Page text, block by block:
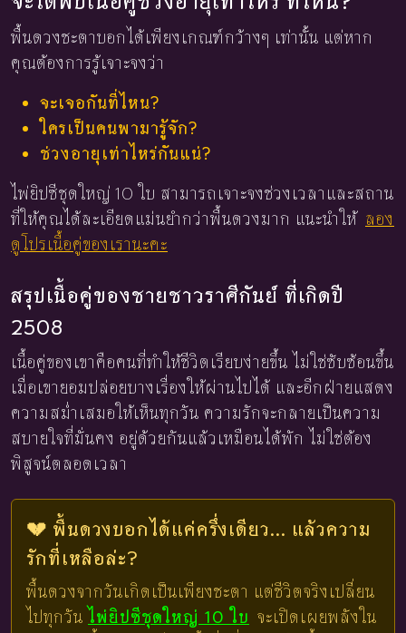
พื้นดวงชะตาบอกได้เพียงเกณฑ์กว้างๆ เท่านั้น แต่หาก
คุณต้องการรู้เจาะจงว่า
จะเจอกันที่ไหน?
ใครเป็นคนพามารู้จัก?
ช่วงอายุเท่าไหร่กันแน่?
ไพ่ยิปซีชุดใหญ่ 10 ใบ สามารถเจาะจงช่วงเวลาและสถาน
ที่ให้คุณได้ละเอียดแม่นยำกว่าพื้นดวงมาก แนะนำให้ ลอง
ดูโปรเนื้อคู่ของเรานะคะ
สรุปเนื้อคู่ของชายชาวราศีกันย์ ที่เกิดปี
2508
เนื้อคู่ของเขาคือคนที่ทำให้ชีวิตเรียบง่ายขึ้น ไม่ใช่ซับซ้อนขึ้น
เมื่อเขายอมปล่อยบางเรื่องให้ผ่านไปได้ และอีกฝ่ายแสดง
ความสม่ำเสมอให้เห็นทุกวัน ความรักจะกลายเป็นความ
สบายใจที่มั่นคง อยู่ด้วยกันแล้วเหมือนได้พัก ไม่ใช่ต้อง
พิสูจน์ตลอดเวลา
💔 พื้นดวงบอกได้แค่ครึ่งเดียว... แล้วความ
รักที่เหลือล่ะ?
พื้นดวงจากวันเกิดเป็นเพียงชะตา แต่ชีวิตจริงเปลี่ยน
ไปทุกวัน ไพ่ยิปซีชุดใหญ่ 10 ใบ จะเปิดเผยพลังใน